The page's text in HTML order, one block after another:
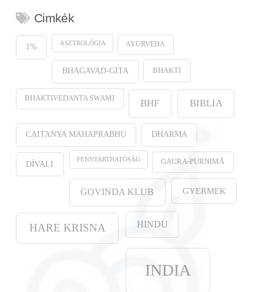
Cimkék
1% ASZTROLÓGIA AYURVEDA
BHAGAVAD-GITA BHAKTI
BHAKTIVEDANTA SWAMI BHF BIBLIA
CAITANYA MAHAPRABHU DHARMA
DÍVALI FENNTARTHATÓSÁG GAURA-PURṆIMĀ
GOVINDA KLUB GYERMEK
HARE KRISNA HINDU
INDIA